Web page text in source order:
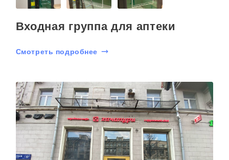
Входная группа для аптеки
Смотреть подробнее